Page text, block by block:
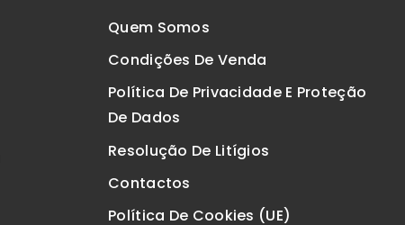
Quem Somos
Condições De Venda
Política De Privacidade E Proteção
De Dados
Resolução De Litígios
Contactos
Política De Cookies (UE)